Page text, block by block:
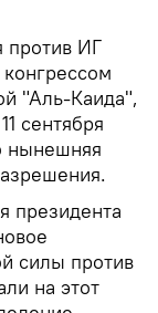
против ИГ
"Аль-Каида",
сентября
нынешняя
президента
силы против
на этот